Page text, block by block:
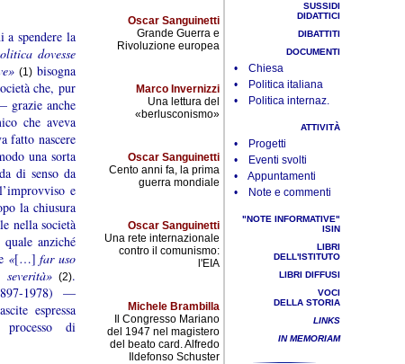
spendere la
dovesse
(1) bisogna
che, pur
grazie anche
che aveva
fatto nascere
una sorta
di senso da
e
la chiusura
nella società
anziché
«[…]far uso
(2).
1978) —
espressa
di
Oscar Sanguinetti
Grande Guerra e
Rivoluzione europea
Marco Invernizzi
Una lettura del
«berlusconismo»
Oscar Sanguinetti
Cento anni fa, la prima
guerra mondiale
Oscar Sanguinetti
Una rete internazionale
contro il comunismo:
l'EIA
Michele Brambilla
Il Congresso Mariano
del 1947 nel magistero
del beato card. Alfredo
Ildefonso Schuster
SUSSIDI
DIDATTICI
DIBATTITI
DOCUMENTI
• Chiesa
• Politica italiana
• Politica internaz.
ATTIVITÀ
• Progetti
• Eventi svolti
• Appuntamenti
• Note e commenti
"NOTE INFORMATIVE"
ISIN
LIBRI
DELL'ISTITUTO
LIBRI DIFFUSI
VOCI
DELLA STORIA
LINKS
IN MEMORIAM